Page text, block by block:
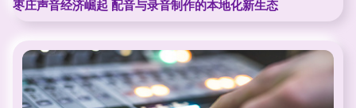
枣庄声音经济崛起 配音与录音制作的本地化新生态